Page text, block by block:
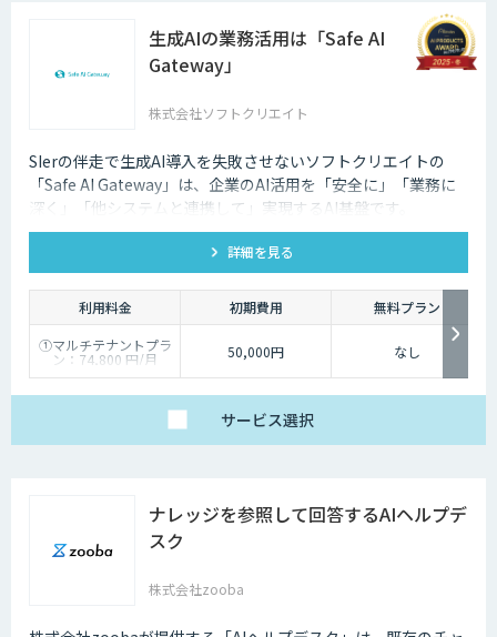
生成AIの業務活用は「Safe AI
Gateway」
株式会社ソフトクリエイト
SIerの伴走で生成AI導入を失敗させないソフトクリエイトの
「Safe AI Gateway」は、企業のAI活用を「安全に」「業務に
深く」「他システムと連携して」実現するAI基盤です。
kintone・Salesforce連携にも対応します。
詳細を見る
利用料金 初期費用
無料プラン
①マルチテナントプラ
ン：74,800 円/月
②スタータープラン：
149,800円/月
50,000円 なし
サービス選択
ナレッジを参照して回答するAIヘルプデ
スク
株式会社zooba